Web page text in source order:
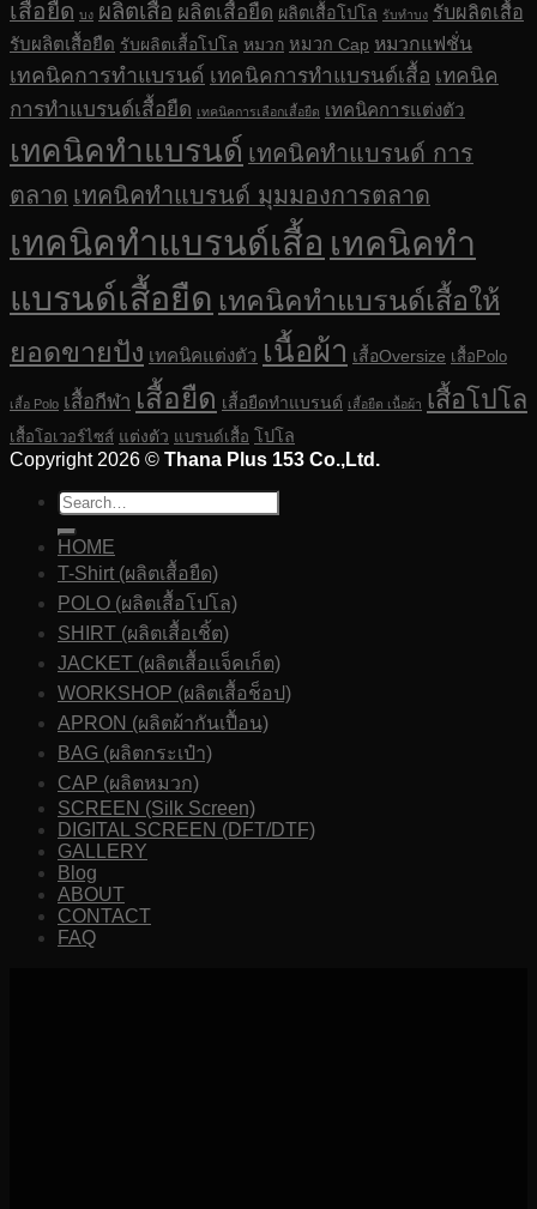
เสื้อยืด บง ผลิตเสื้อ ผลิตเสื้อยืด ผลิตเสื้อโปโล รับทำบง รับผลิตเสื้อ
รับผลิตเสื้อยืด รับผลิตเสื้อโปโล หมวก หมวก Cap หมวกแฟชั่น
เทคนิคการทำแบรนด์ เทคนิคการทำแบรนด์เสื้อ เทคนิค
การทำแบรนด์เสื้อยืด เทคนิคการเลือกเสื้อยืด เทคนิคการแต่งตัว
เทคนิคทำแบรนด์ เทคนิคทำแบรนด์ การ
ตลาด เทคนิคทำแบรนด์ มุมมองการตลาด
เทคนิคทำแบรนด์เสื้อ เทคนิคทำ
แบรนด์เสื้อยืด เทคนิคทำแบรนด์เสื้อให้
ยอดขายปัง เทคนิคแต่งตัว เนื้อผ้า เสื้อOversize เสื้อPolo
เสื้อ Polo เสื้อกีฬา เสื้อยืด เสื้อยืดทำแบรนด์ เสื้อยืด เนื้อผ้า เสื้อโปโล
เสื้อโอเวอร์ไซส์ แต่งตัว แบรนด์เสื้อ โปโล
Copyright 2026 © Thana Plus 153 Co.,Ltd.
HOME
T-Shirt (ผลิตเสื้อยืด)
POLO (ผลิตเสื้อโปโล)
SHIRT (ผลิตเสื้อเชิ้ต)
JACKET (ผลิตเสื้อแจ็คเก็ต)
WORKSHOP (ผลิตเสื้อช็อป)
APRON (ผลิตผ้ากันเปื้อน)
BAG (ผลิตกระเป๋า)
CAP (ผลิตหมวก)
SCREEN (Silk Screen)
DIGITAL SCREEN (DFT/DTF)
GALLERY
Blog
ABOUT
CONTACT
FAQ